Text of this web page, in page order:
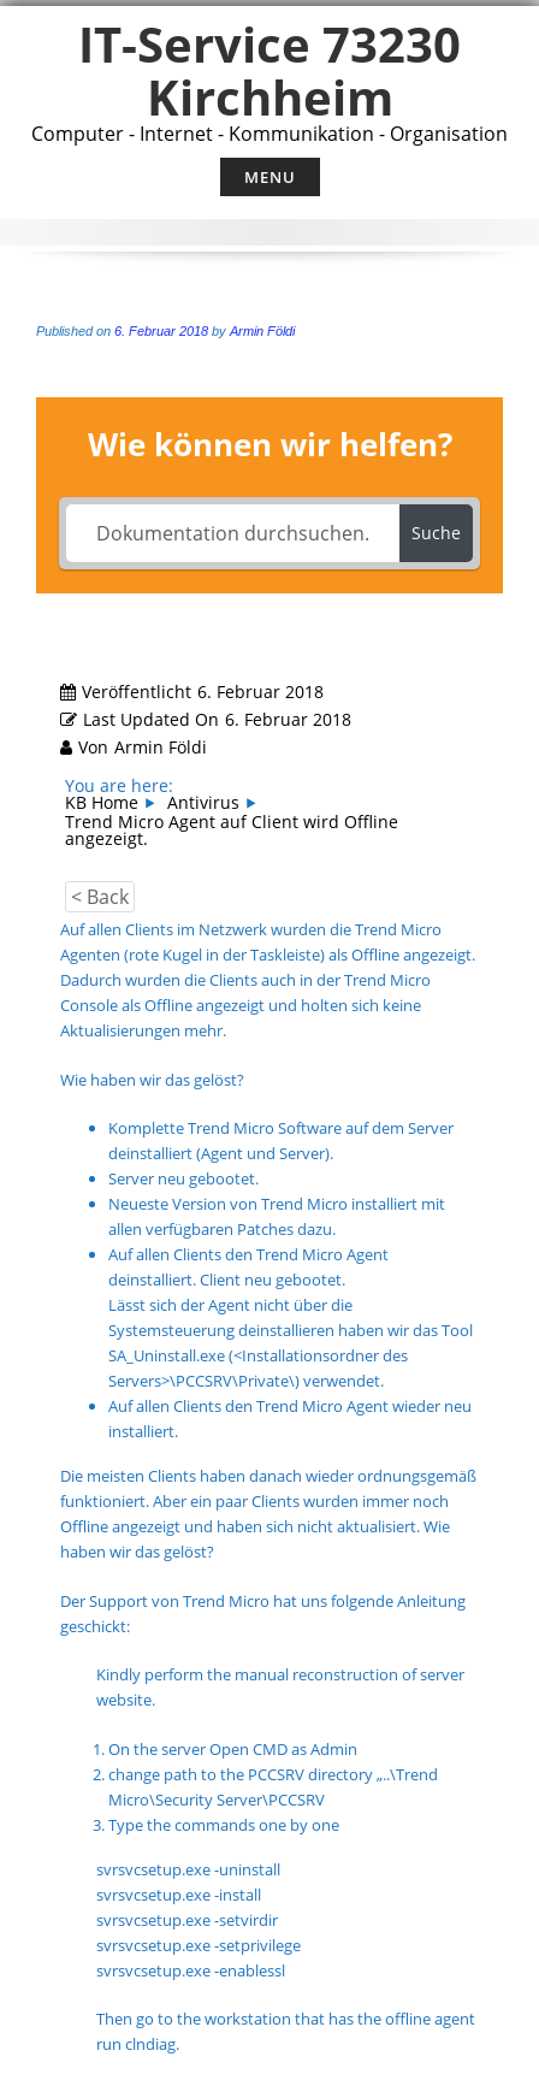
IT-Service 73230
Kirchheim
Computer - Internet - Kommunikation - Organisation
MENU
Published on 6. Februar 2018 by Armin Földi
Wie können wir helfen?
Suche
Veröffentlicht 6. Februar 2018
Last Updated On 6. Februar 2018
Von Armin Földi
You are here:
KB Home
Antivirus
Trend Micro Agent auf Client wird Offline
angezeigt.
< Back
Auf allen Clients im Netzwerk wurden die Trend Micro
Agenten (rote Kugel in der Taskleiste) als Offline angezeigt.
Dadurch wurden die Clients auch in der Trend Micro
Console als Offline angezeigt und holten sich keine
Aktualisierungen mehr.
Wie haben wir das gelöst?
Komplette Trend Micro Software auf dem Server
deinstalliert (Agent und Server).
Server neu gebootet.
Neueste Version von Trend Micro installiert mit
allen verfügbaren Patches dazu.
Auf allen Clients den Trend Micro Agent
deinstalliert. Client neu gebootet.
Lässt sich der Agent nicht über die
Systemsteuerung deinstallieren haben wir das Tool
SA_Uninstall.exe (<Installationsordner des
Servers>\PCCSRV\Private\) verwendet.
Auf allen Clients den Trend Micro Agent wieder neu
installiert.
Die meisten Clients haben danach wieder ordnungsgemäß
funktioniert. Aber ein paar Clients wurden immer noch
Offline angezeigt und haben sich nicht aktualisiert. Wie
haben wir das gelöst?
Der Support von Trend Micro hat uns folgende Anleitung
geschickt:
Kindly perform the manual reconstruction of server
website.
On the server Open CMD as Admin
change path to the PCCSRV directory „..\Trend
Micro\Security Server\PCCSRV
Type the commands one by one
svrsvcsetup.exe -uninstall
svrsvcsetup.exe -install
svrsvcsetup.exe -setvirdir
svrsvcsetup.exe -setprivilege
svrsvcsetup.exe -enablessl
Then go to the workstation that has the offline agent
run clndiag.